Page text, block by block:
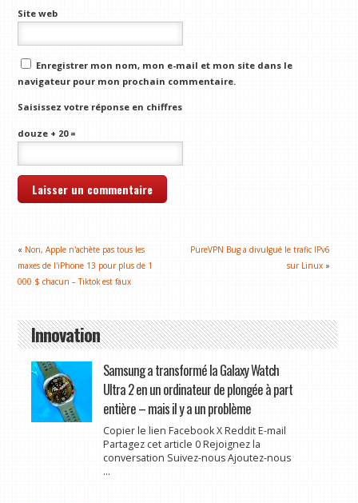
Site web
Enregistrer mon nom, mon e-mail et mon site dans le
navigateur pour mon prochain commentaire.
Saisissez votre réponse en chiffres
douze + 20 =
« Non, Apple n'achète pas tous les
maxes de l'iPhone 13 pour plus de 1
000 $ chacun – Tiktok est faux
PureVPN Bug a divulgué le trafic IPv6
sur Linux »
Innovation
Samsung a transformé la Galaxy Watch
Ultra 2 en un ordinateur de plongée à part
entière – mais il y a un problème
Copier le lien Facebook X Reddit E-mail
Partagez cet article 0 Rejoignez la
conversation Suivez-nous Ajoutez-nous
...